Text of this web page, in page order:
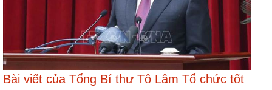
Bài viết của Tổng Bí thư Tô Lâm Tổ chức tốt